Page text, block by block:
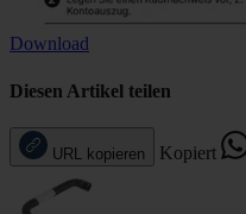
Download
Diesen Artikel teilen
URL kopieren Kopiert